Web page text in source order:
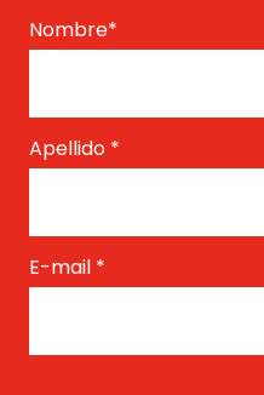
Nombre*
Apellido *
E-mail *